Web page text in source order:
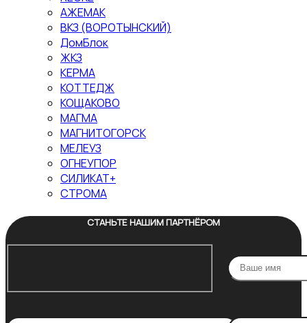
АЖЕМАК
ВКЗ (ВОРОТЫНСКИЙ)
ДомБлок
ЖКЗ
КЕРМА
КОТТЕДЖ
КОЩАКОВО
МАГМА
МАГНИТОГОРСК
МЕЛЕУЗ
ОГНЕУПОР
СИЛИКАТ+
СТРОМА
СТАНЬТЕ НАШИМ ПАРТНЁРОМ